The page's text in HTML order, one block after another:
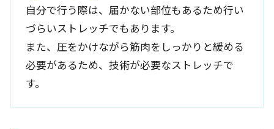
自分で行う際は、届かない部位もあるため行い
づらいストレッチでもあります。
また、圧をかけながら筋肉をしっかりと緩める
必要があるため、技術が必要なストレッチで
す。